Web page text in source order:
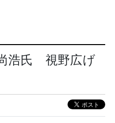
浩氏 視野広げ